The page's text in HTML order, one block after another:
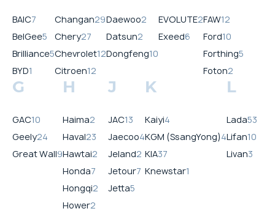
BAIC7
BelGee5
Brilliance5
BYD1
Changan29
Chery27
Chevrolet12
Citroen12
Daewoo2
Datsun2
Dongfeng10
EVOLUTE2
Exeed6
FAW12
Ford10
Forthing5
Foton2
G
GAC10
Geely24
Great Wall9
H
Haima2
Haval23
Hawtai2
Honda7
Hongqi2
Hower2
J
JAC13
Jaecoo4
Jeland2
Jetour7
Jetta5
K
Kaiyi4
KGM (SsangYong)4
KIA37
Knewstar1
L
Lada53
Lifan10
Livan3